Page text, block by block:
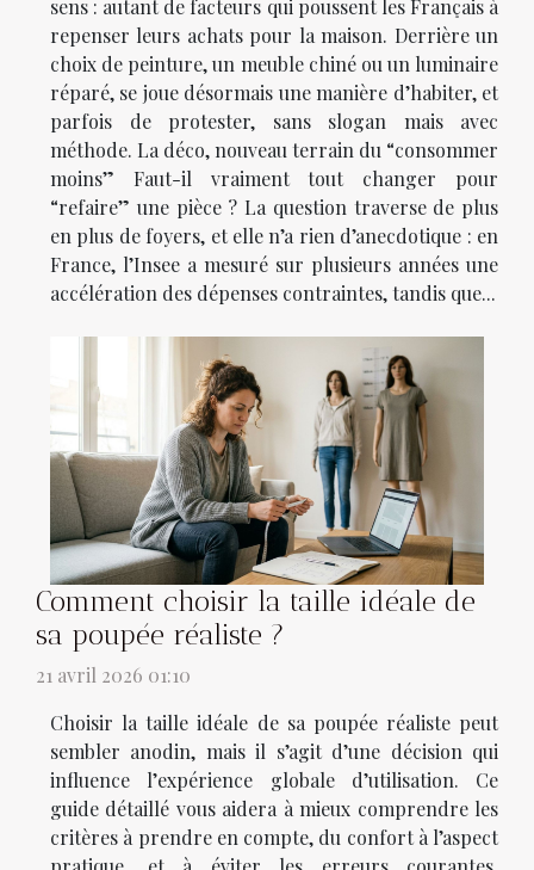
sens : autant de facteurs qui poussent les Français à
repenser leurs achats pour la maison. Derrière un
choix de peinture, un meuble chiné ou un luminaire
réparé, se joue désormais une manière d’habiter, et
parfois de protester, sans slogan mais avec
méthode. La déco, nouveau terrain du “consommer
moins” Faut-il vraiment tout changer pour
“refaire” une pièce ? La question traverse de plus
en plus de foyers, et elle n’a rien d’anecdotique : en
France, l’Insee a mesuré sur plusieurs années une
accélération des dépenses contraintes, tandis que...
Comment choisir la taille idéale de
sa poupée réaliste ?
21 avril 2026 01:10
Choisir la taille idéale de sa poupée réaliste peut
sembler anodin, mais il s’agit d’une décision qui
influence l’expérience globale d’utilisation. Ce
guide détaillé vous aidera à mieux comprendre les
critères à prendre en compte, du confort à l’aspect